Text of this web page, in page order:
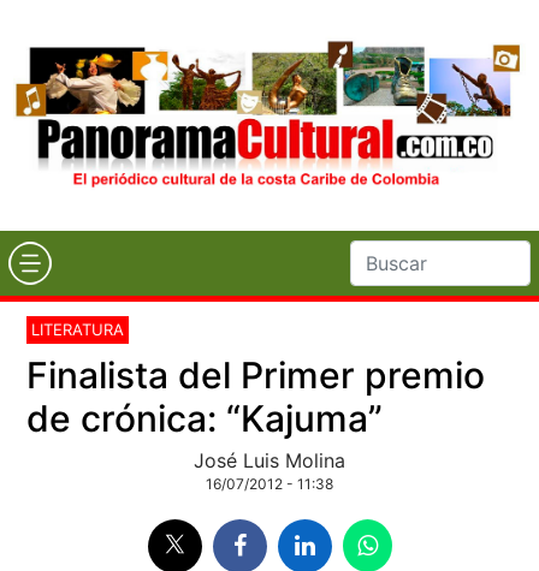
LITERATURA
Finalista del Primer premio
de crónica: “Kajuma”
José Luis Molina
16/07/2012 - 11:38